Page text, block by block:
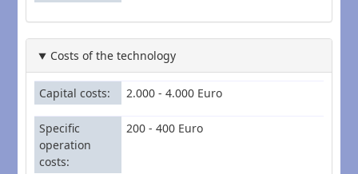
Costs of the technology
Capital costs 2.000 - 4.000 Euro
Specific
operation
costs
200 - 400 Euro